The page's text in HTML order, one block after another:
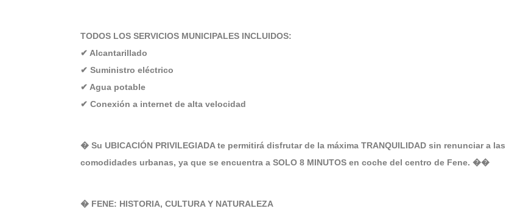
TODOS LOS SERVICIOS MUNICIPALES INCLUIDOS:
✔ Alcantarillado
✔ Suministro eléctrico
✔ Agua potable
✔ Conexión a internet de alta velocidad
� Su UBICACIÓN PRIVILEGIADA te permitirá disfrutar de la máxima TRANQUILIDAD sin renunciar a las
comodidades urbanas, ya que se encuentra a SOLO 8 MINUTOS en coche del centro de Fene. ��
� FENE: HISTORIA, CULTURA Y NATURALEZA